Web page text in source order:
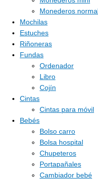
Monederos normal
Mochilas
Estuches
Riñoneras
Fundas
Ordenador
Libro
Cojín
Cintas
Cintas para móvil
Bebés
Bolso carro
Bolsa hospital
Chupeteros
Portapañales
Cambiador bebé